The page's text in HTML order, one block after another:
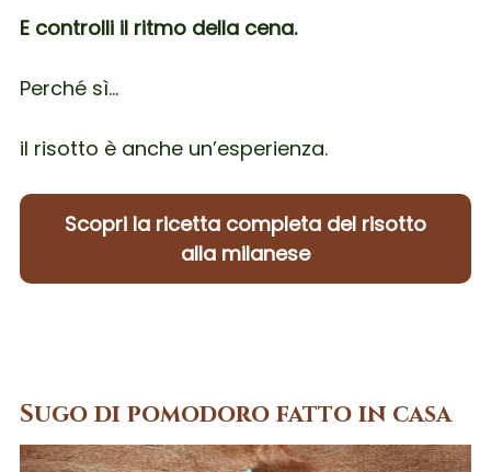
E controlli il ritmo della cena.
Perché sì…
il risotto è anche un’esperienza.
Scopri la ricetta completa del risotto
alla milanese
Sugo di pomodoro fatto in casa